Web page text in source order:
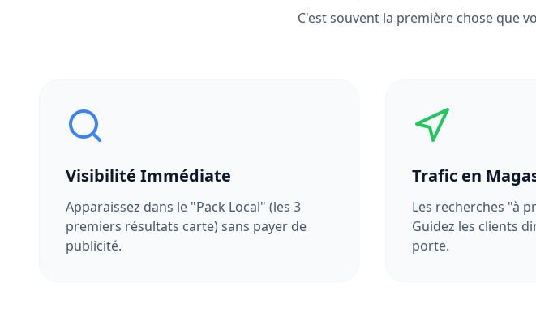
C'est souvent la première chose que
Visibilité Immédiate
Apparaissez dans le "Pack Local" (les 3
premiers résultats carte) sans payer de
publicité.
Trafic en
Les recherches "à
Guidez les clients
porte.